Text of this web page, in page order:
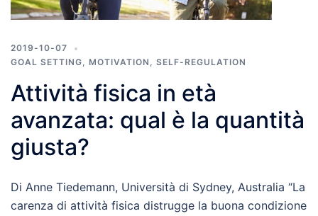
2019-10-07
GOAL SETTING, MOTIVATION , SELF-REGULATION
Attività fisica in età
avanzata: qual è la quantità
giusta?
Di Anne Tiedemann, Università di Sydney, Australia “La
carenza di attività fisica distrugge la buona condizione